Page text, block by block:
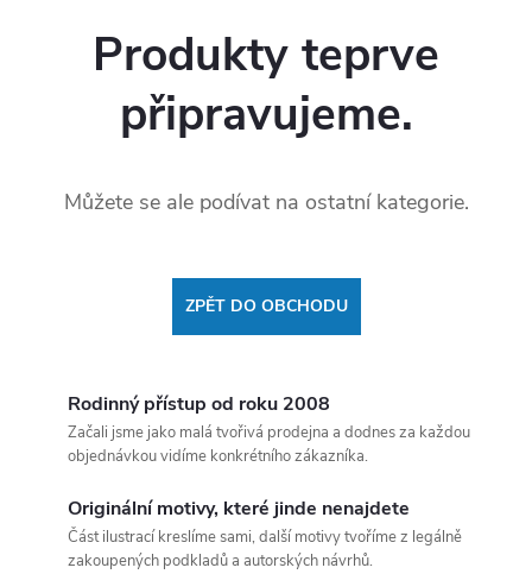
Produkty teprve
připravujeme.
Můžete se ale podívat na ostatní kategorie.
ZPĚT DO OBCHODU
Rodinný přístup od roku 2008
Začali jsme jako malá tvořivá prodejna a dodnes za každou
objednávkou vidíme konkrétního zákazníka.
Originální motivy, které jinde nenajdete
Část ilustrací kreslíme sami, další motivy tvoříme z legálně
zakoupených podkladů a autorských návrhů.